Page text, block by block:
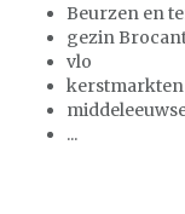
Beurzen en
gezin
vlo
kerstmarkten
...